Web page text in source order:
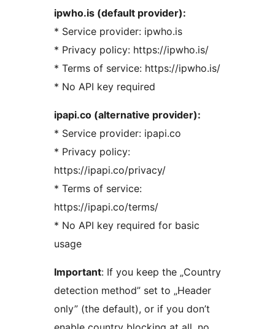
ipwho.is (default provider):
* Service provider: ipwho.is
* Privacy policy: https://ipwho.is/
* Terms of service: https://ipwho.is/
* No API key required
ipapi.co (alternative provider):
* Service provider: ipapi.co
* Privacy policy:
https://ipapi.co/privacy/
* Terms of service:
https://ipapi.co/terms/
* No API key required for basic
usage
Important: If you keep the „Country
detection method” set to „Header
only” (the default), or if you don’t